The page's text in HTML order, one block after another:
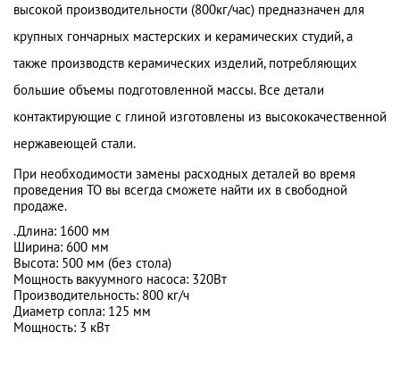
высокой производительности (800кг/час) предназначен для
крупных гончарных мастерских и керамических студий, а
также производств керамических изделий, потребляющих
большие объемы подготовленной массы. Все детали
контактирующие с глиной изготовлены из высококачественной
нержавеющей стали.
При необходимости замены расходных деталей во время
проведения ТО вы всегда сможете найти их в свободной
продаже.
.Длина: 1600 мм
Ширина: 600 мм
Высота: 500 мм (без стола)
Мощность вакуумного насоса: 320Вт
Производительность: 800 кг/ч
Диаметр сопла: 125 мм
Мощность: 3 кВт